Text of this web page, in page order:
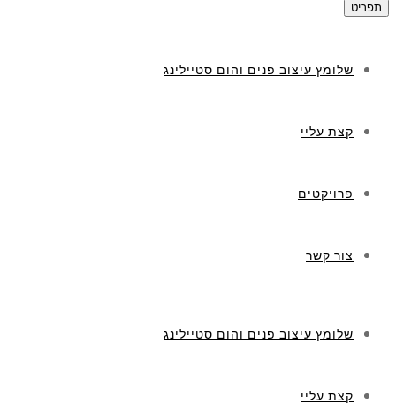
תפריט
שלומץ עיצוב פנים והום סטיילינג
קצת עליי
פרויקטים
צור קשר
שלומץ עיצוב פנים והום סטיילינג
קצת עליי